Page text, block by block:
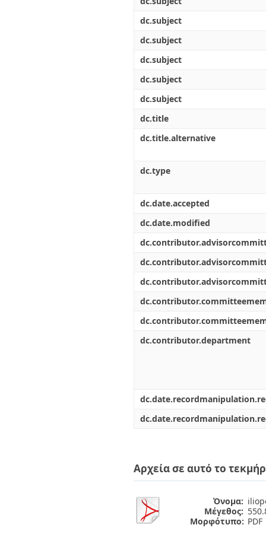
dc.subject
dc.subject
dc.subject
dc.subject
dc.subject
dc.title
dc.title.alternative
dc.type
dc.date.accepted
dc.date.modified
dc.contributor.department
Αρχεία σε αυτό το
Όνομα:
Μέγεθος:
Μορφότυπο: PDF